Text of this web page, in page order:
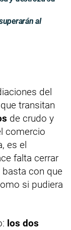
al
del
transitan
de crudo y
comercio
es el
falta cerrar
con que
si pudiera
los dos